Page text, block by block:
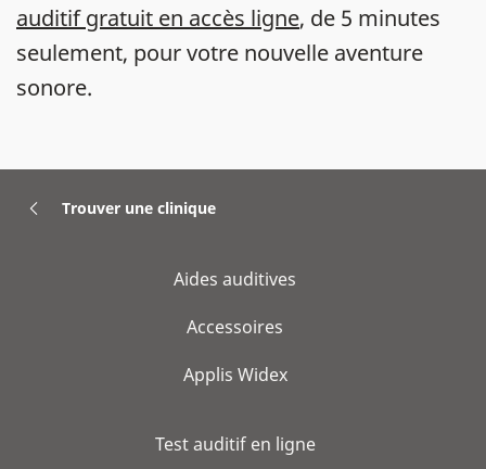
auditif gratuit en accès ligne, de 5 minutes
seulement, pour votre nouvelle aventure
sonore.
Trouver une clinique
Aides auditives
Accessoires
Applis Widex
Test auditif en ligne